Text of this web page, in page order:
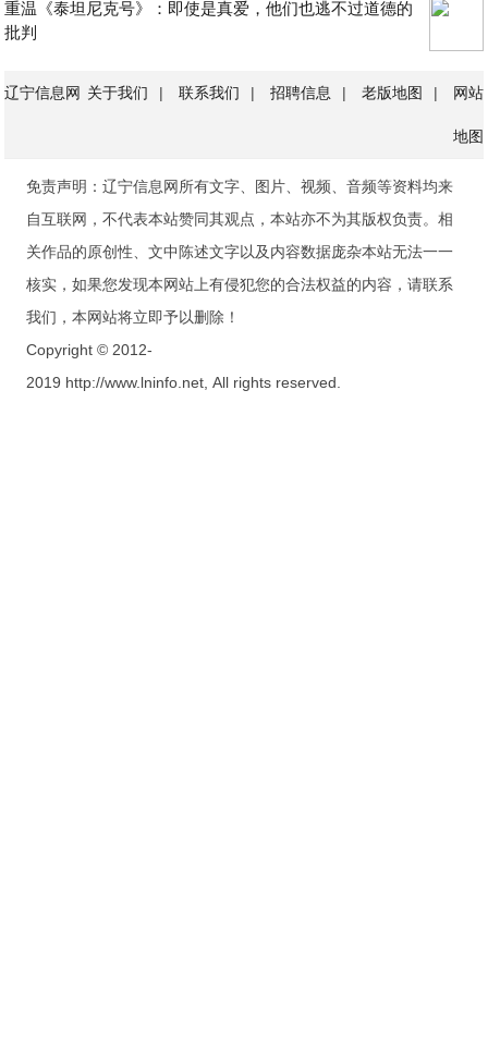
重温《泰坦尼克号》：即使是真爱，他们也逃不过道德的
批判
辽宁信息网 关于我们 | 联系我们 | 招聘信息 | 老版地图 | 网站
地图
免责声明：辽宁信息网所有文字、图片、视频、音频等资料均来
自互联网，不代表本站赞同其观点，本站亦不为其版权负责。相
关作品的原创性、文中陈述文字以及内容数据庞杂本站无法一一
核实，如果您发现本网站上有侵犯您的合法权益的内容，请联系
我们，本网站将立即予以删除！
Copyright © 2012-
2019 http://www.lninfo.net, All rights reserved.